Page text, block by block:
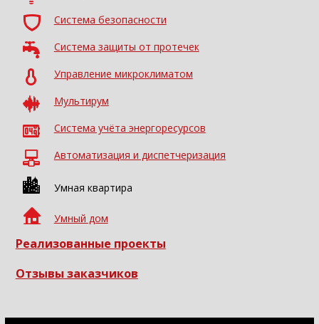
Система безопасности
Система защиты от протечек
Управление микроклиматом
Мультирум
Система учёта энергоресурсов
Автоматизация и диспетчеризация
Умная квартира
Умный дом
Реализованные проекты
Отзывы заказчиков